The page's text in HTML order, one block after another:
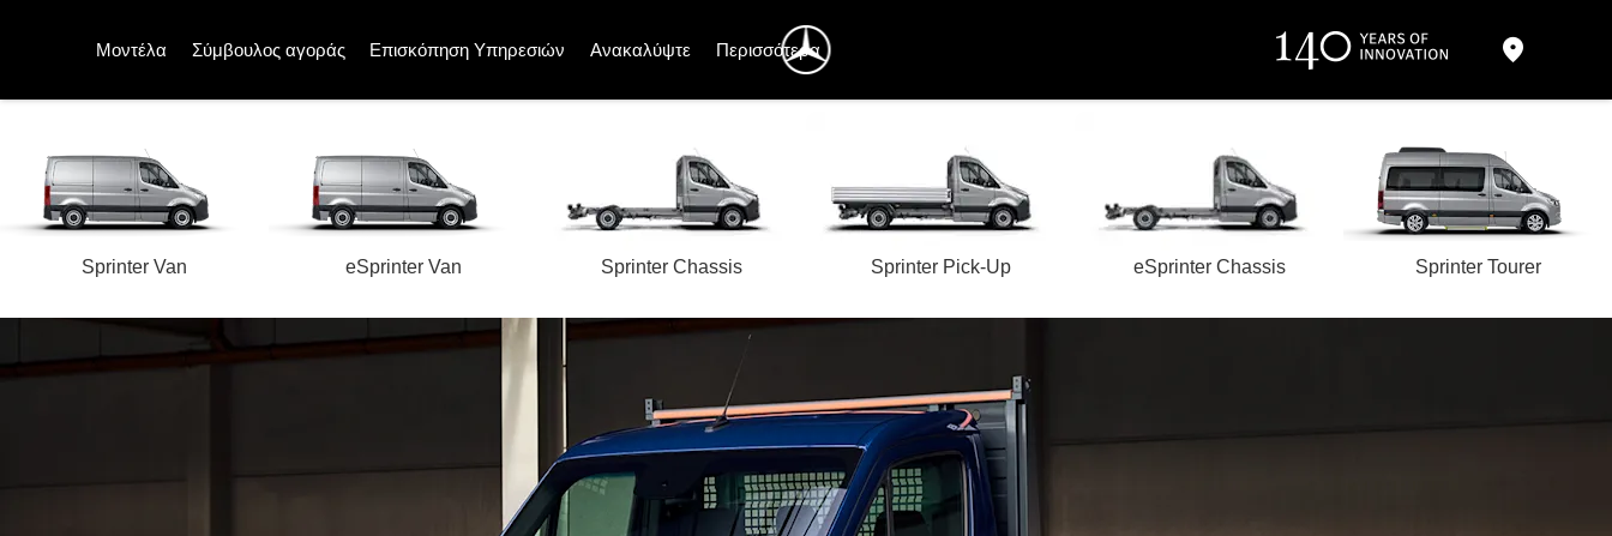
Μοντέλα Σύμβουλος αγοράς Επισκόπηση Υπηρεσιών Ανακαλύψτε Περισσότερα
Sprinter Van eSprinter Van Sprinter Chassis Sprinter Pick-Up eSprinter Chassis Sprinter Tourer